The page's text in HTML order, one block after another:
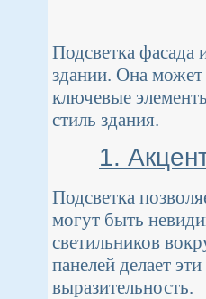
Подсветка фасада
здании. Она может
ключевые
стиль здания.
1.
Подсветка
могут быть
светильников
панелей делает
выразительность.